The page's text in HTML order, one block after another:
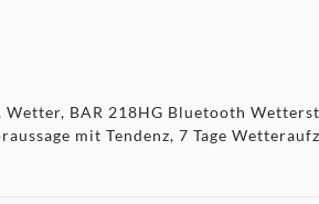
Wetter, BAR 218HG Bluetooth
mit Tendenz, 7 Tage